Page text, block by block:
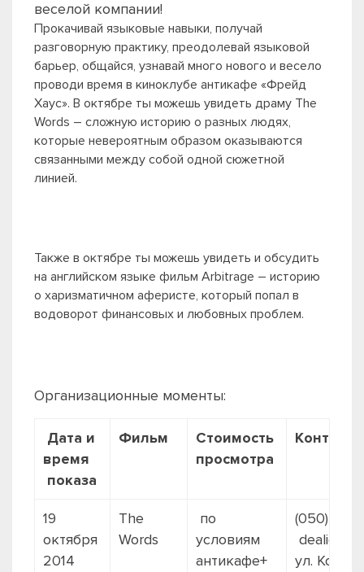
веселой компании!
Прокачивай языковые навыки, получай
разговорную практику, преодолевай языковой
барьер, общайся, узнавай много нового и весело
проводи время в киноклубе антикафе «Фрейд
Хаус». В октябре ты можешь увидеть драму The
Words – сложную историю о разных людях,
которые невероятным образом оказываются
связанными между собой одной сюжетной
линией.
Также в октябре ты можешь увидеть и обсудить
на английском языке фильм Arbitrage – историю
о харизматичном аферисте, который попал в
водоворот финансовых и любовных проблем.
Организационные моменты:
Дата и
время
показа
Фильм
Стоимость
просмотра
Контакты
19
октября
2014
The
Words
по
условиям
антикафе+
(050)
ул.